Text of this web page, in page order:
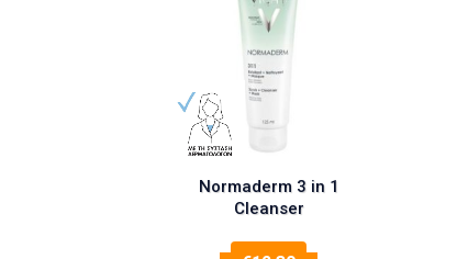
Normaderm 3 in 1
Cleanser